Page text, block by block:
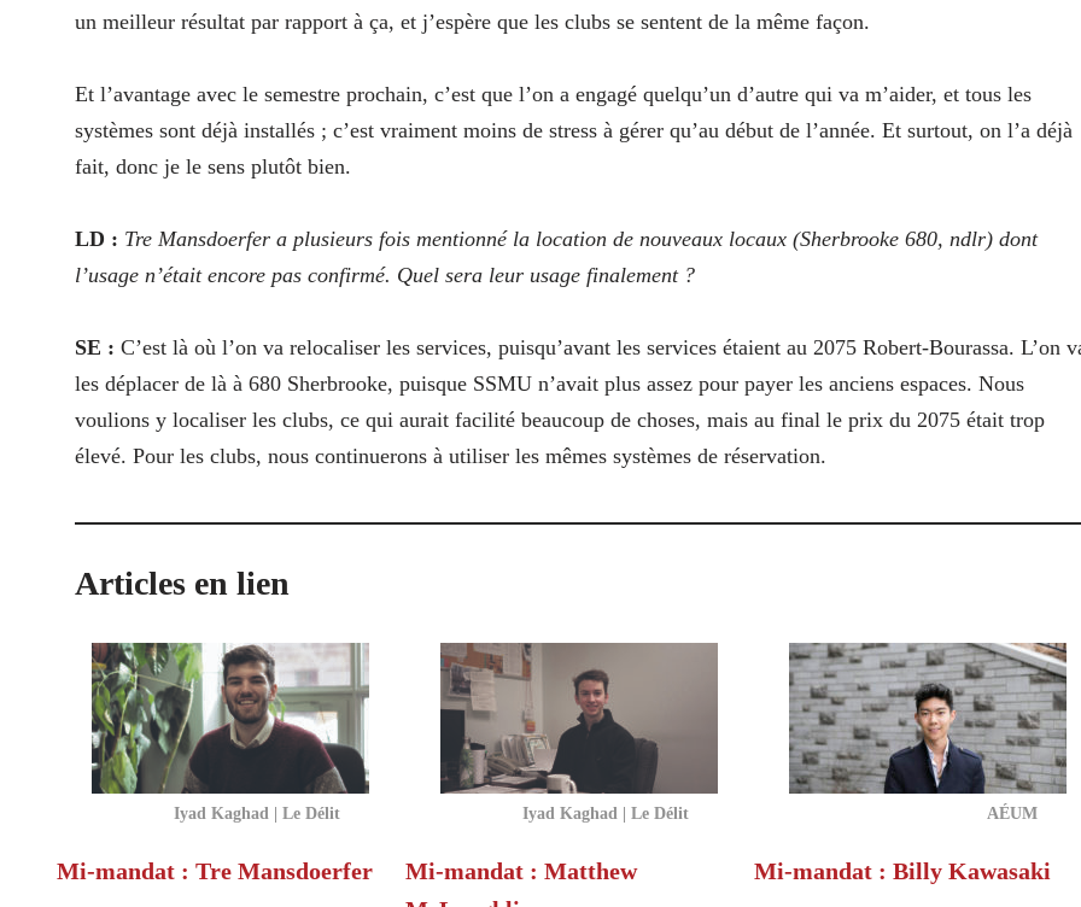
un meilleur résultat par rapport à ça, et j’espère que les clubs se sentent de la même façon.
Et l’avantage avec le semestre prochain, c’est que l’on a engagé quelqu’un d’autre qui va m’aider, et tous les
systèmes sont déjà installés ; c’est vraiment moins de stress à gérer qu’au début de l’année. Et surtout, on l’a déjà
fait, donc je le sens plutôt bien.
LD : Tre Mansdoerfer a plusieurs fois mentionné la location de nouveaux locaux (Sherbrooke 680, ndlr) dont
l’usage n’était encore pas confirmé. Quel sera leur usage finalement ?
SE : C’est là où l’on va relocaliser les services, puisqu’avant les services étaient au 2075 Robert-Bourassa. L’on
les déplacer de là à 680 Sherbrooke, puisque SSMU n’avait plus assez pour payer les anciens espaces. Nous
voulions y localiser les clubs, ce qui aurait facilité beaucoup de choses, mais au final le prix du 2075 était trop
élevé. Pour les clubs, nous continuerons à utiliser les mêmes systèmes de réservation.
Articles en lien
Iyad Kaghad | Le Délit
Mi-mandat : Tre Mansdoerfer
Iyad Kaghad | Le Délit
Mi-mandat : Matthew
AÉUM
Mi-mandat : Billy Kawasaki